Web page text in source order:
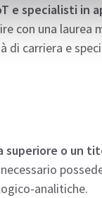
e specialisti in
con una laurea
carriera e
superiore o un
analitiche.